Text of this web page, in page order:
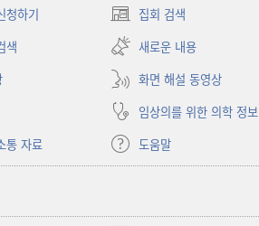
청하기 집회 검색
(새로운
창
열기)
색
새로운 내용
화면 해설 동영상
임상의를 위한 의학 정보
통 자료
도움말